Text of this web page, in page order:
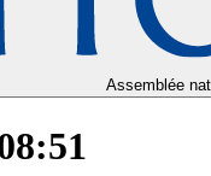
Assemblée